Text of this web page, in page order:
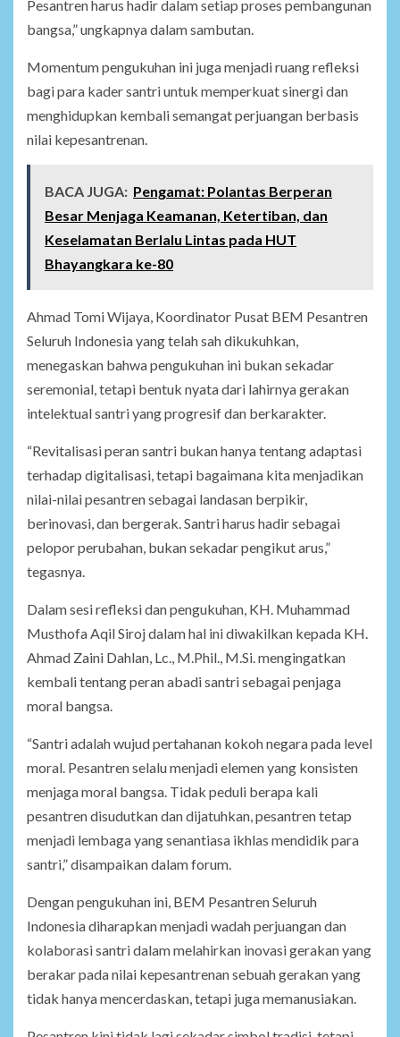
Pesantren harus hadir dalam setiap proses pembangunan
bangsa,” ungkapnya dalam sambutan.
Momentum pengukuhan ini juga menjadi ruang refleksi
bagi para kader santri untuk memperkuat sinergi dan
menghidupkan kembali semangat perjuangan berbasis
nilai kepesantrenan.
BACA JUGA: Pengamat: Polantas Berperan
Besar Menjaga Keamanan, Ketertiban, dan
Keselamatan Berlalu Lintas pada HUT
Bhayangkara ke-80
Ahmad Tomi Wijaya, Koordinator Pusat BEM Pesantren
Seluruh Indonesia yang telah sah dikukuhkan,
menegaskan bahwa pengukuhan ini bukan sekadar
seremonial, tetapi bentuk nyata dari lahirnya gerakan
intelektual santri yang progresif dan berkarakter.
“Revitalisasi peran santri bukan hanya tentang adaptasi
terhadap digitalisasi, tetapi bagaimana kita menjadikan
nilai-nilai pesantren sebagai landasan berpikir,
berinovasi, dan bergerak. Santri harus hadir sebagai
pelopor perubahan, bukan sekadar pengikut arus,”
tegasnya.
Dalam sesi refleksi dan pengukuhan, KH. Muhammad
Musthofa Aqil Siroj dalam hal ini diwakilkan kepada KH.
Ahmad Zaini Dahlan, Lc., M.Phil., M.Si. mengingatkan
kembali tentang peran abadi santri sebagai penjaga
moral bangsa.
“Santri adalah wujud pertahanan kokoh negara pada level
moral. Pesantren selalu menjadi elemen yang konsisten
menjaga moral bangsa. Tidak peduli berapa kali
pesantren disudutkan dan dijatuhkan, pesantren tetap
menjadi lembaga yang senantiasa ikhlas mendidik para
santri,” disampaikan dalam forum.
Dengan pengukuhan ini, BEM Pesantren Seluruh
Indonesia diharapkan menjadi wadah perjuangan dan
kolaborasi santri dalam melahirkan inovasi gerakan yang
berakar pada nilai kepesantrenan sebuah gerakan yang
tidak hanya mencerdaskan, tetapi juga memanusiakan.